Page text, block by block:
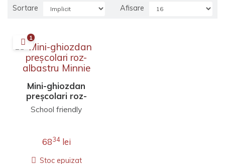
Sortare Afisare
1
Mini-ghiozdan
preșcolari roz-
albastru Minnie
School friendly
6834lei
Stoc epuizat